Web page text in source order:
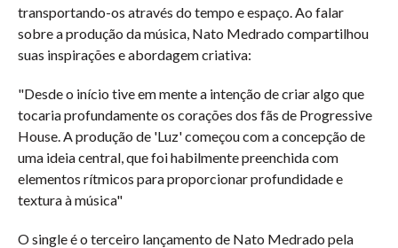
transportando-os através do tempo e espaço. Ao falar
sobre a produção da música, Nato Medrado compartilhou
suas inspirações e abordagem criativa:
"Desde o início tive em mente a intenção de criar algo que
tocaria profundamente os corações dos fãs de Progressive
House. A produção de 'Luz' começou com a concepção de
uma ideia central, que foi habilmente preenchida com
elementos rítmicos para proporcionar profundidade e
textura à música"
O single é o terceiro lançamento de Nato Medrado pela